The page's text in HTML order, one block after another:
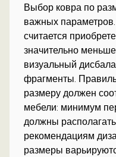
Выбор ковра по
важных
считается
значительно
визуальный
фрагменты.
размеру должен
мебели: минимум
должны
рекомендациям
размеры